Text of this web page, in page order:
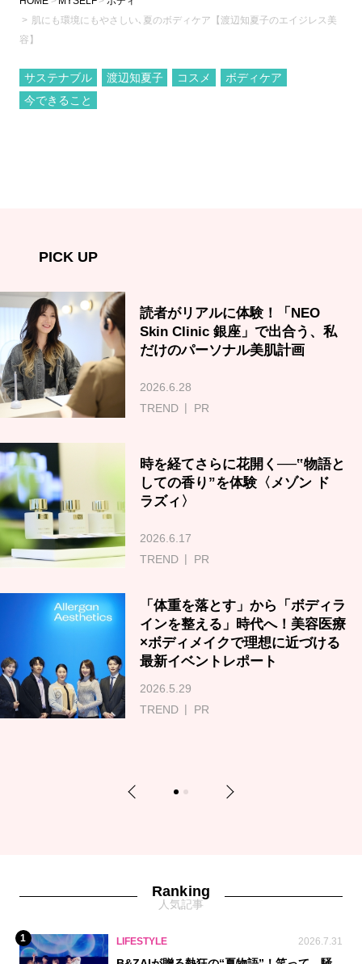
肌にも環境にもやさしい､夏のボディケア【渡辺知夏子のエイジレス美
容】
サステナブル 渡辺知夏子 コスメ
ボディケア
今できること
PICK UP
読者がリアルに体験！「NEO
Skin Clinic 銀座」で出合う、私
だけのパーソナル美肌計画
2026.6.28
TREND
PR
時を経てさらに花開く──‟物語と
しての香り”を体験〈メゾン ド
ラズィ〉
2026.6.17
TREND
PR
「体重を落とす」から「ボディラ
インを整える」時代へ！美容医療
×ボディメイクで理想に近づける
最新イベントレポート
2026.5.29
TREND
PR
Previous 1 2 Next
Ranking
人気記事
1 LIFESTYLE 2026.7.31